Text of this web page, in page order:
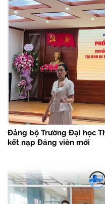
Đảng bộ Trường Đại học
kết nạp Đảng viên mới